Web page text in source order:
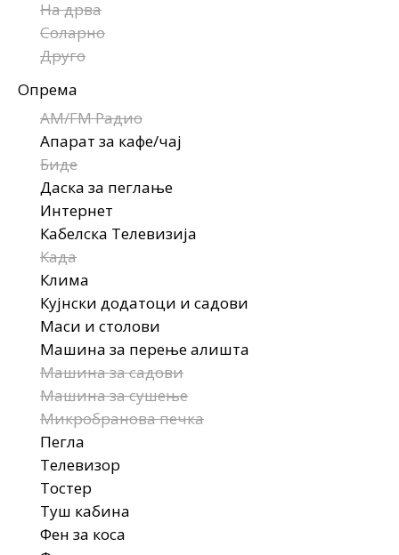
На дрва
Соларно
Друго
Опрема
AM/FM Радио
Апарат за кафе/чај
Биде
Даска за пеглање
Интернет
Кабелска Телевизија
Када
Клима
Кујнски додатоци и садови
Маси и столови
Машина за перење алишта
Машина за садови
Машина за сушење
Микробранова печка
Пегла
Телевизор
Тостер
Туш кабина
Фен за коса